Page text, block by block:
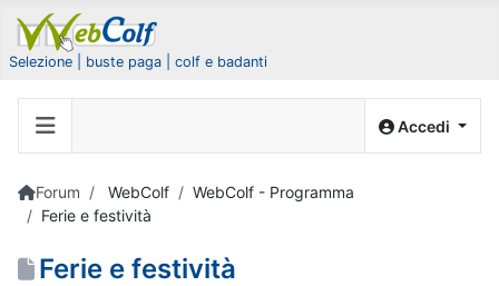
Selezione | buste paga | colf e badanti
Accedi
Forum WebColf
WebColf - Programma
Ferie e festività
Ferie e festività